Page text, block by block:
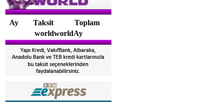
Ay Taksit
Toplam
worldworldAy